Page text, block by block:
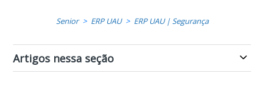
Senior ERP UAU ERP UAU | Segurança
Artigos nessa seção